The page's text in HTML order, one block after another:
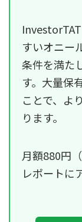
すいオニー
条件を満た
す。大量保
ことで、よ
ります。
月額880円
レポートに